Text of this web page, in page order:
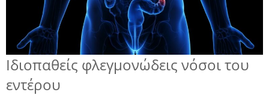
Ιδιοπαθείς φλεγμονώδεις νόσοι του
εντέρου